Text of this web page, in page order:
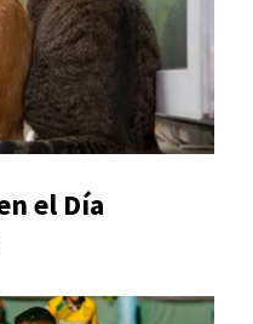
el Día